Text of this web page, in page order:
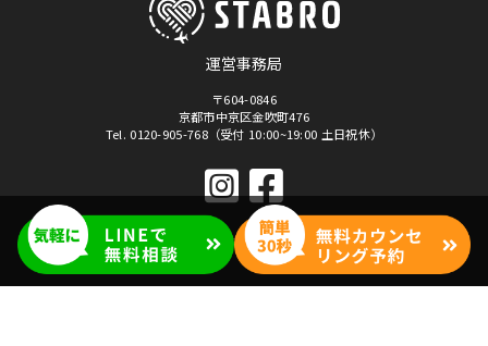
運営事務局
〒604-0846
京都市中京区金吹町476
Tel. 0120-905-768（受付 10:00~19:00 土日祝休）
© 2026年 「マナベル」セブ島留学・フィリピン留学 By Stabro All rights reseved.